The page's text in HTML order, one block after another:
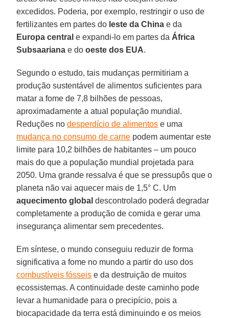
excedidos. Poderia, por exemplo, restringir o uso de
fertilizantes em partes do leste da China e da
Europa central e expandi-lo em partes da África
Subsaariana e do oeste dos EUA.
Segundo o estudo, tais mudanças permitiriam a
produção sustentável de alimentos suficientes para
matar a fome de 7,8 bilhões de pessoas,
aproximadamente a atual população mundial.
Reduções nodesperdício de alimentos e uma
mudança no consumo de carne podem aumentar este
limite para 10,2 bilhões de habitantes – um pouco
mais do que a população mundial projetada para
2050. Uma grande ressalva é que se pressupôs que o
planeta não vai aquecer mais de 1,5° C. Um
aquecimento global descontrolado poderá degradar
completamente a produção de comida e gerar uma
insegurança alimentar sem precedentes.
Em síntese, o mundo conseguiu reduzir de forma
significativa a fome no mundo a partir do uso dos
combustíveis fósseis e da destruição de muitos
ecossistemas. A continuidade deste caminho pode
levar a humanidade para o precipício, pois a
biocapacidade da terra está diminuindo e os meios